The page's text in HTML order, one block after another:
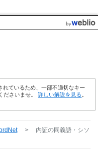
れているため、一部不適切なキー
ださいませ。 詳しい解説を見る
> 内証の同義語・シソ